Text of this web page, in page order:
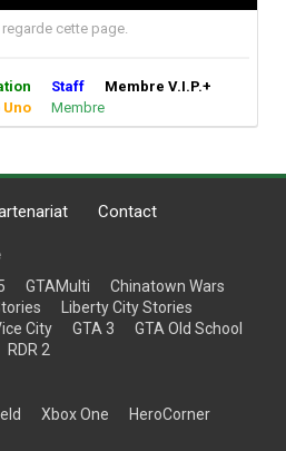
cette page.
Staff
Membre V.I.P.+
Membre
Contact
GTAMulti
Chinatown Wars
Liberty City Stories
City GTA 3
GTA Old School
RDR 2
Xbox One HeroCorner